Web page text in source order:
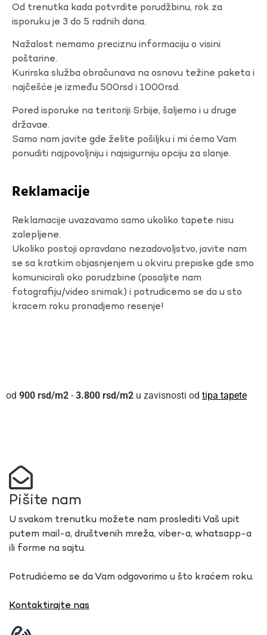
Od trenutka kada potvrdite porudžbinu, rok za
isporuku je 3 do 5 radnih dana.
Nažalost nemamo preciznu informaciju o visini
poštarine.
Kurirska služba obračunava na osnovu težine paketa i
najčešće je između 500rsd i 1000rsd.
Pored isporuke na teritoriji Srbije, šaljemo i u druge
državae.
Samo nam javite gde želite pošiljku i mi ćemo Vam
ponuditi najpovoljniju i najsigurniju opciju za slanje.
Reklamacije
Reklamacije uvazavamo samo ukoliko tapete nisu
zalepljene.
Ukoliko postoji opravdano nezadovoljstvo, javite nam
se sa kratkim objasnjenjem u okviru prepiske gde smo
komunicirali oko porudzbine (posaljite nam
fotografiju/video snimak) i potrudicemo se da u sto
kracem roku pronadjemo resenje!
900 rsd - 3.800 rsd u zavisnosti od tipa tapete
Pišite nam
U svakom trenutku možete nam proslediti Vaš upit
putem mail-a, društvenih mreža, viber-a, whatsapp-a
ili forme na sajtu.
Potrudićemo se da Vam odgovorimo u što kraćem roku.
Kontaktirajte nas